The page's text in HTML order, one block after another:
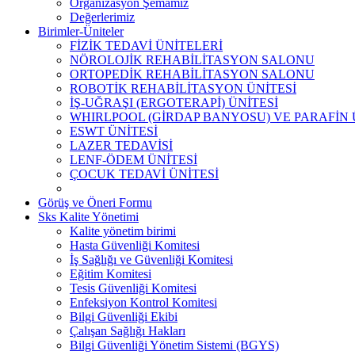
Değerlerimiz
Birimler-Üniteler
FİZİK TEDAVİ ÜNİTELERİ
NÖROLOJİK REHABİLİTASYON SALONU
ORTOPEDİK REHABİLİTASYON SALONU
ROBOTİK REHABİLİTASYON ÜNİTESİ
İŞ-UĞRAŞI (ERGOTERAPİ) ÜNİTESİ
WHIRLPOOL (GİRDAP BANYOSU) VE PARAFİN
ESWT ÜNİTESİ
LAZER TEDAVİSİ
LENF-ÖDEM ÜNİTESİ
ÇOCUK TEDAVİ ÜNİTESİ
Görüş ve Öneri Formu
Sks Kalite Yönetimi
Kalite yönetim birimi
Hasta Güvenliği Komitesi
İş Sağlığı ve Güvenliği Komitesi
Eğitim Komitesi
Tesis Güvenliği Komitesi
Enfeksiyon Kontrol Komitesi
Bilgi Güvenliği Ekibi
Çalışan Sağlığı Hakları
Bilgi Güvenliği Yönetim Sistemi (BGYS)